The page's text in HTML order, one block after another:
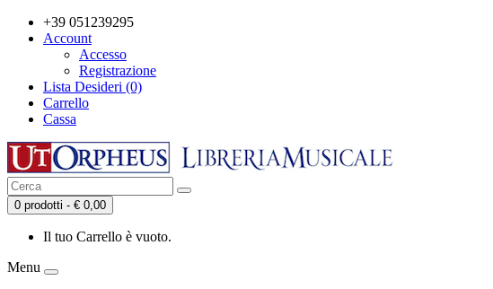
+39 051239295
Account
Accesso
Registrazione
Lista Desideri (0)
Carrello
Cassa
0 prodotti - € 0,00
Il tuo Carrello è vuoto.
Menu